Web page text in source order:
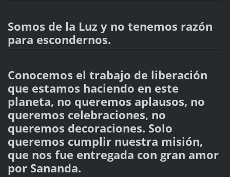
Somos de la Luz y no tenemos razón
para escondernos.
Conocemos el trabajo de liberación
que estamos haciendo en este
planeta, no queremos aplausos, no
queremos celebraciones, no
queremos decoraciones. Solo
queremos cumplir nuestra misión,
que nos fue entregada con gran amor
por Sananda.